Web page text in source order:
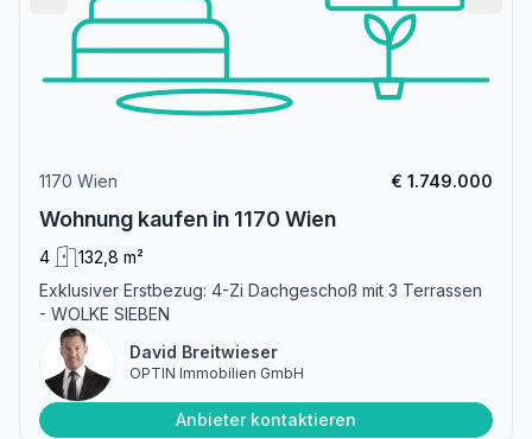
1170 Wien € 1.749.000
Wohnung kaufen in 1170 Wien
4
132,8 m²
Exklusiver Erstbezug: 4-Zi Dachgeschoß mit 3 Terrassen
- WOLKE SIEBEN
David Breitwieser
OPTIN Immobilien GmbH
Anbieter kontaktieren